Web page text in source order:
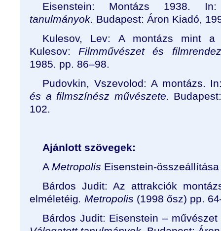
Eisenstein: Montázs 1938.
tanulmányok. Budapest: Áron Kiadó,
Kulesov, Lev: A montázs mint a
Kulesov: Filmművészet és
1985. pp. 86–98.
Pudovkin, Vszevolod: A montázs.
és a filmszínész művészete.
102.
Ajánlott szövegek:
A Metropolis Eisenstein-
Bárdos Judit: Az attrakciók
elméletéig. Metropolis (1998 ősz) pp.
Bárdos Judit: Eisenstein –